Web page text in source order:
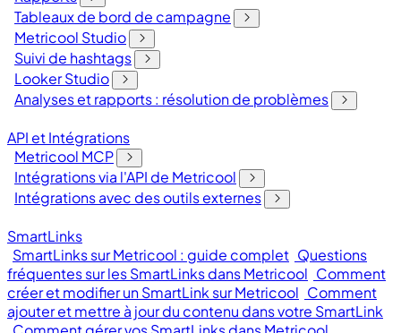
Tableaux de bord de campagne
Metricool Studio
Suivi de hashtags
Looker Studio
Analyses et rapports : résolution de problèmes
API et Intégrations
Metricool MCP
Intégrations via l'API de Metricool
Intégrations avec des outils externes
SmartLinks
SmartLinks sur Metricool : guide complet Questions
fréquentes sur les SmartLinks dans Metricool Comment
créer et modifier un SmartLink sur Metricool Comment
ajouter et mettre à jour du contenu dans votre SmartLink